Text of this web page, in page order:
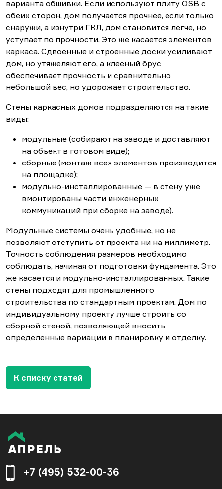
варианта обшивки. Если используют плиту OSB с
обеих сторон, дом получается прочнее, если только
снаружи, а изнутри ГКЛ, дом становится легче, но
уступает по прочности. Это же касается элементов
каркаса. Сдвоенные и строенные доски усиливают
дом, но утяжеляют его, а клееный брус
обеспечивает прочность и сравнительно
небольшой вес, но удорожает строительство.
Стены каркасных домов подразделяются на такие
виды:
модульные (собирают на заводе и доставляют
на объект в готовом виде);
сборные (монтаж всех элементов производится
на площадке);
модульно-инсталлированные — в стену уже
вмонтированы части инженерных
коммуникаций при сборке на заводе).
Модульные системы очень удобные, но не
позволяют отступить от проекта ни на миллиметр.
Точность соблюдения размеров необходимо
соблюдать, начиная от подготовки фундамента. Это
же касается и модульно-инсталлированных. Такие
стены подходят для промышленного
строительства по стандартным проектам. Дом по
индивидуальному проекту лучше строить со
сборной стеной, позволяющей вносить
определенные вариации в планировку и отделку.
К списку статей
+7 (495) 532-00-36